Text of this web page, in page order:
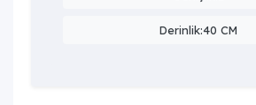
Derinlik:40 CM